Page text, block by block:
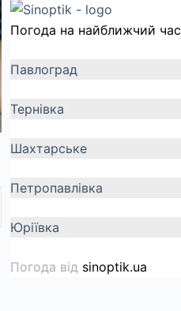
Погода на найближчий час
Павлоград
Тернівка
Шахтарське
Петропавлівка
Юріївка
Погода від sinoptik.ua